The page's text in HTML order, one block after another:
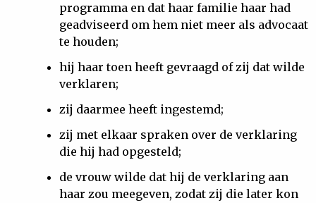
programma en dat haar familie haar had
geadviseerd om hem niet meer als advocaat
te houden;
hij haar toen heeft gevraagd of zij dat wilde
verklaren;
zij daarmee heeft ingestemd;
zij met elkaar spraken over de verklaring
die hij had opgesteld;
de vrouw wilde dat hij de verklaring aan
haar zou meegeven, zodat zij die later kon